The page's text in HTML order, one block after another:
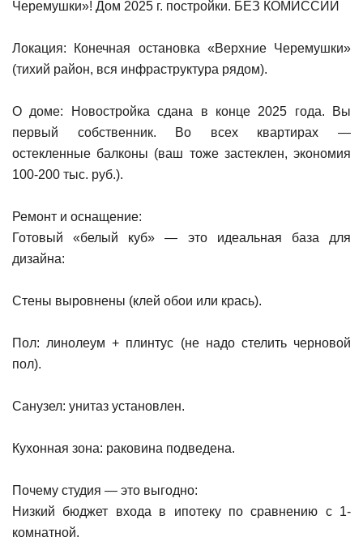
Черемушки»! Дом 2025 г. постройки. БЕЗ КОМИССИИ
Локация: Конечная остановка «Верхние Черемушки»
(тихий район, вся инфраструктура рядом).
О доме: Новостройка сдана в конце 2025 года. Вы
первый собственник. Во всех квартирах —
остекленные балконы (ваш тоже застеклен, экономия
100-200 тыс. руб.).
Ремонт и оснащение:
Готовый «белый куб» — это идеальная база для
дизайна:
Стены выровнены (клей обои или крась).
Пол: линолеум + плинтус (не надо стелить черновой
пол).
Санузел: унитаз установлен.
Кухонная зона: раковина подведена.
Почему студия — это выгодно:
Низкий бюджет входа в ипотеку по сравнению с 1-
комнатной.